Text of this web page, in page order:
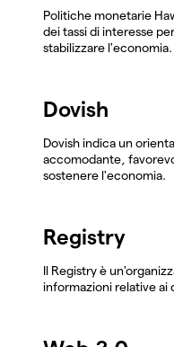
Politiche monetarie
dei tassi di interesse
stabilizzare l'economia.
Dovish
Dovish indica un
accomodante,
sostenere l'economia.
Registry
Il Registry è
informazioni relative ai